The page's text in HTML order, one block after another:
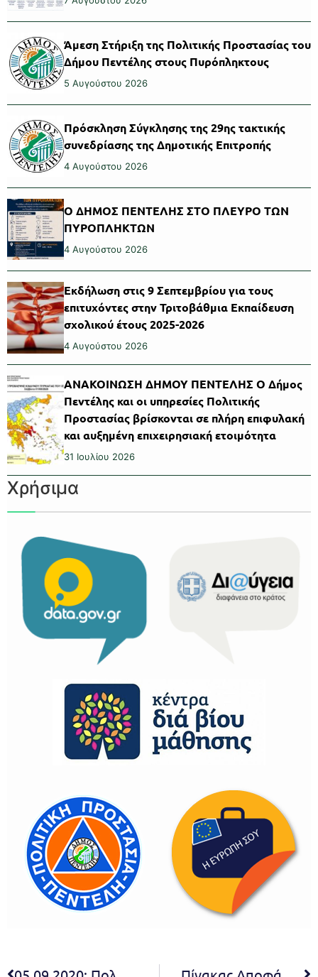
Άμεση Στήριξη της Πολιτικής Προστασίας του
Δήμου Πεντέλης στους Πυρόπληκτους
5 Αυγούστου 2026
Πρόσκληση Σύγκλησης της 29ης τακτικής
συνεδρίασης της Δημοτικής Επιτροπής
4 Αυγούστου 2026
Ο ΔΗΜΟΣ ΠΕΝΤΕΛΗΣ ΣΤΟ ΠΛΕΥΡΟ ΤΩΝ
ΠΥΡΟΠΛΗΚΤΩΝ
4 Αυγούστου 2026
Εκδήλωση στις 9 Σεπτεμβρίου για τους
επιτυχόντες στην Τριτοβάθμια Εκπαίδευση
σχολικού έτους 2025-2026
4 Αυγούστου 2026
ΑΝΑΚΟΙΝΩΣΗ ΔΗΜΟΥ ΠΕΝΤΕΛΗΣ Ο Δήμος
Πεντέλης και οι υπηρεσίες Πολιτικής
Προστασίας βρίσκονται σε πλήρη επιφυλακή
και αυξημένη επιχειρησιακή ετοιμότητα
31 Ιουλίου 2026
Χρήσιμα